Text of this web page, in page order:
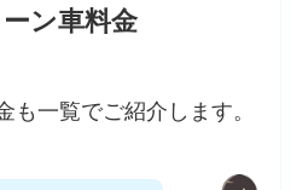
ン車料金
も一覧でご紹介します。